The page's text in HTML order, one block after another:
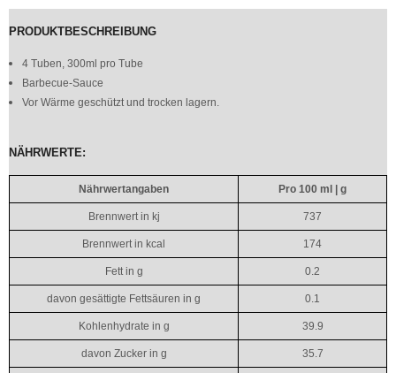
PRODUKTBESCHREIBUNG
4 Tuben, 300ml pro Tube
Barbecue-Sauce
Vor Wärme geschützt und trocken lagern.
NÄHRWERTE:
Nährwertangaben Pro 100 ml | g
Brennwert in kj 737
Brennwert in kcal 174
Fett in g 0.2
davon gesättigte Fettsäuren in g 0.1
Kohlenhydrate in g 39.9
davon Zucker in g 35.7